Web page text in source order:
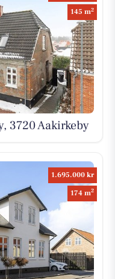
145 m2
3720 Aakirkeby
1.695.000 kr
174 m2